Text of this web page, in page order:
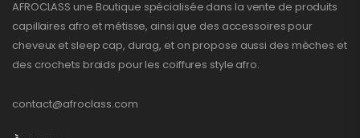
AFROCLASS une Boutique spécialisée dans la vente de produits
capillaires afro et métisse, ainsi que des accessoires pour
cheveux et sleep cap, durag, et on propose aussi des mèches et
des crochets braids pour les coiffures style afro.
contact@afroclass.com